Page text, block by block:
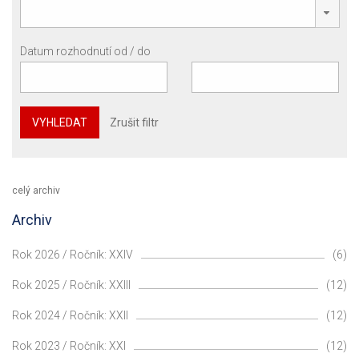
Datum rozhodnutí od / do
VYHLEDAT Zrušit filtr
celý archiv
Archiv
Rok 2026 / Ročník: XXIV (6)
Rok 2025 / Ročník: XXIII (12)
Rok 2024 / Ročník: XXII (12)
Rok 2023 / Ročník: XXI (12)